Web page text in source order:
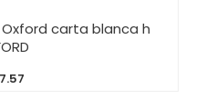
carta blanca h